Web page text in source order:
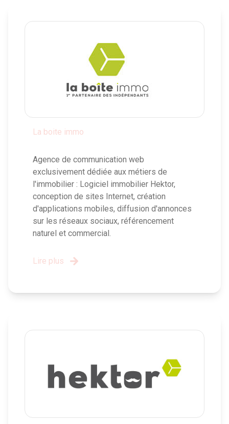
La boite immo
Agence de communication web
exclusivement dédiée aux métiers de
l'immobilier : Logiciel immobilier Hektor,
conception de sites Internet, création
d'applications mobiles, diffusion d'annonces
sur les réseaux sociaux, référencement
naturel et commercial.
Lire plus